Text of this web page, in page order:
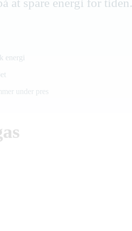
at spare energi for tiden.
energi
under pres